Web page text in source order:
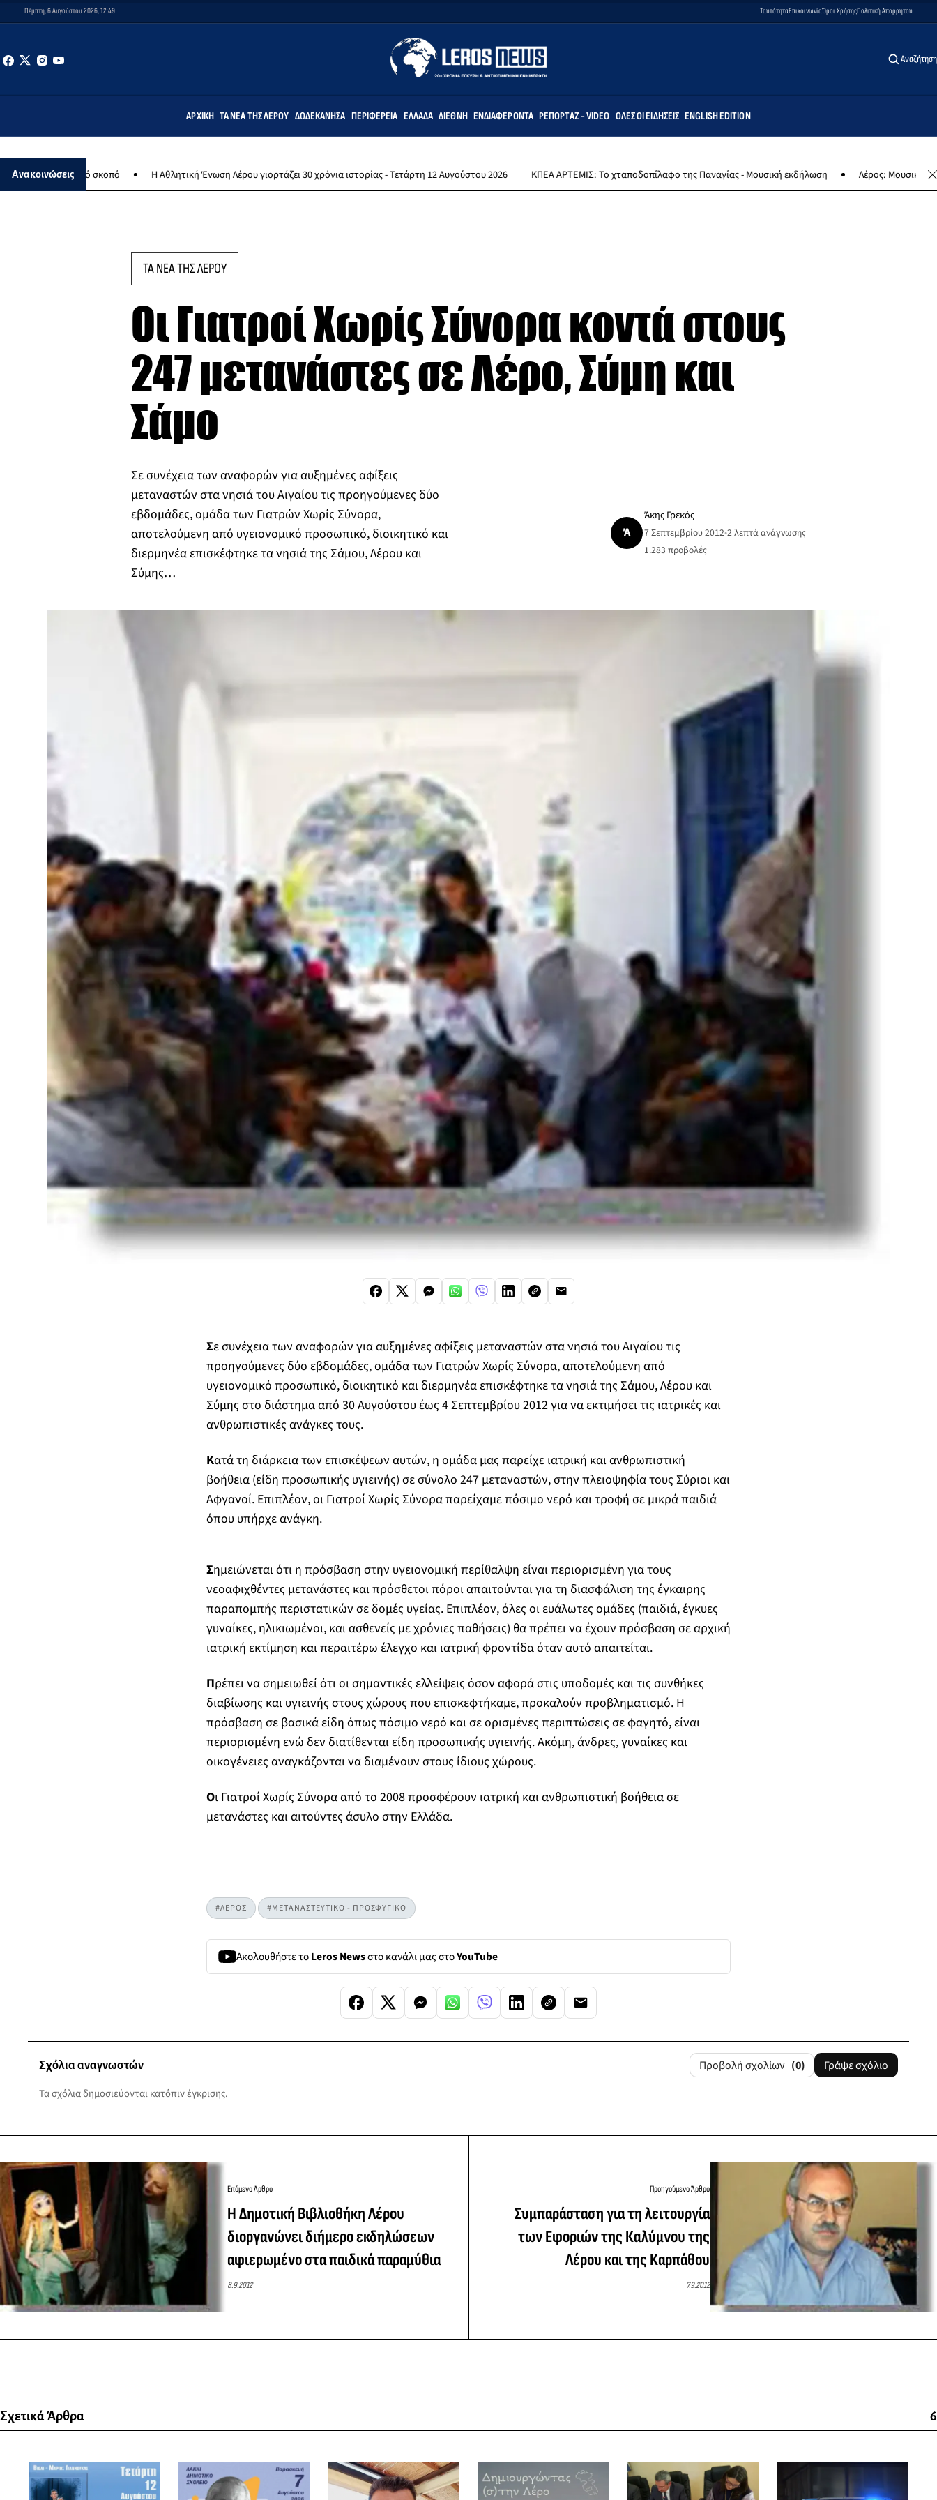
Πέμπτη, 6 Αυγούστου 2026, 12:49 ΤαυτότηταΕπικοινωνίαΌροι ΧρήσηςΠολιτική Απορρήτου
Αναζήτηση
ΑΡΧΙΚΉ ΤΑ ΝΈΑ ΤΗΣ ΛΈΡΟΥ ΔΩΔΕΚΆΝΗΣΑ ΠΕΡΙΦΈΡΕΙΑ ΕΛΛΆΔΑ ΔΙΕΘΝΉ ΕΝΔΙΑΦΈΡΟΝΤΑ ΡΕΠΟΡΤΆΖ - VIDEO ΌΛΕΣ ΟΙ ΕΙΔΉΣΕΙΣ ENGLISH EDITION
Ανακοινώσεις
σκοπό Η Αθλητική Ένωση Λέρου γιορτάζει 30 χρόνια ιστορίας - Τετάρτη 12 Αυγούστου 2026 ΚΠΕΑ ΑΡΤΕΜΙΣ: Το χταποδοπίλαφο της Παναγίας - Μουσική εκδήλωση Λέρος: Μουσική συναυλία των
ΤΑ ΝΕΑ ΤΗΣ ΛΕΡΟΥ
Οι Γιατροί Χωρίς Σύνορα κοντά στους
247 μετανάστες σε Λέρο, Σύμη και
Σάμο
Σε συνέχεια των αναφορών για αυξημένες αφίξεις
μεταναστών στα νησιά του Αιγαίου τις προηγούμενες δύο
εβδομάδες, ομάδα των Γιατρών Χωρίς Σύνορα,
αποτελούμενη από υγειονομικό προσωπικό, διοικητικό και
διερμηνέα επισκέφτηκε τα νησιά της Σάμου, Λέρου και
Σύμης…
Ά
Άκης Γρεκός
7 Σεπτεμβρίου 2012•2 λεπτά ανάγνωσης
1.283 προβολές
Σε συνέχεια των αναφορών για αυξημένες αφίξεις μεταναστών στα νησιά του Αιγαίου τις
προηγούμενες δύο εβδομάδες, ομάδα των Γιατρών Χωρίς Σύνορα, αποτελούμενη από
υγειονομικό προσωπικό, διοικητικό και διερμηνέα επισκέφτηκε τα νησιά της Σάμου, Λέρου και
Σύμης στο διάστημα από 30 Αυγούστου έως 4 Σεπτεμβρίου 2012 για να εκτιμήσει τις ιατρικές και
ανθρωπιστικές ανάγκες τους.
Κατά τη διάρκεια των επισκέψεων αυτών, η ομάδα μας παρείχε ιατρική και ανθρωπιστική
βοήθεια (είδη προσωπικής υγιεινής) σε σύνολο 247 μεταναστών, στην πλειοψηφία τους Σύριοι και
Αφγανοί. Επιπλέον, οι Γιατροί Χωρίς Σύνορα παρείχαμε πόσιμο νερό και τροφή σε μικρά παιδιά
όπου υπήρχε ανάγκη.
Σημειώνεται ότι η πρόσβαση στην υγειονομική περίθαλψη είναι περιορισμένη για τους
νεοαφιχθέντες μετανάστες και πρόσθετοι πόροι απαιτούνται για τη διασφάλιση της έγκαιρης
παραπομπής περιστατικών σε δομές υγείας. Επιπλέον, όλες οι ευάλωτες ομάδες (παιδιά, έγκυες
γυναίκες, ηλικιωμένοι, και ασθενείς με χρόνιες παθήσεις) θα πρέπει να έχουν πρόσβαση σε αρχική
ιατρική εκτίμηση και περαιτέρω έλεγχο και ιατρική φροντίδα όταν αυτό απαιτείται.
Πρέπει να σημειωθεί ότι οι σημαντικές ελλείψεις όσον αφορά στις υποδομές και τις συνθήκες
διαβίωσης και υγιεινής στους χώρους που επισκεφτήκαμε, προκαλούν προβληματισμό. Η
πρόσβαση σε βασικά είδη όπως πόσιμο νερό και σε ορισμένες περιπτώσεις σε φαγητό, είναι
περιορισμένη ενώ δεν διατίθενται είδη προσωπικής υγιεινής. Ακόμη, άνδρες, γυναίκες και
οικογένειες αναγκάζονται να διαμένουν στους ίδιους χώρους.
Οι Γιατροί Χωρίς Σύνορα από το 2008 προσφέρουν ιατρική και ανθρωπιστική βοήθεια σε
μετανάστες και αιτούντες άσυλο στην Ελλάδα.
#ΛΕΡΟΣ #ΜΕΤΑΝΑΣΤΕΥΤΙΚΟ - ΠΡΟΣΦΥΓΙΚΟ
Ακολουθήστε τοLeros Newsστο κανάλι μας στοYouTube
Σχόλια αναγνωστών Προβολή σχολίων (0) Γράψε σχόλιο
Τα σχόλια δημοσιεύονται κατόπιν έγκρισης.
Επόμενο Άρθρο
Η Δημοτική Βιβλιοθήκη Λέρου
διοργανώνει διήμερο εκδηλώσεων
αφιερωμένο στα παιδικά παραμύθια
8.9.2012
Προηγούμενο Άρθρο
Συμπαράσταση για τη λειτουργία
των Εφοριών της Καλύμνου της
Λέρου και της Καρπάθου
7.9.2012
Σχετικά Άρθρα 6